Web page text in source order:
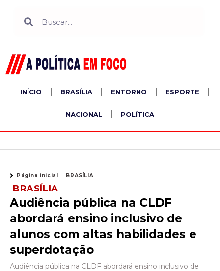
INÍCIO BRASÍLIA ENTORNO ESPORTE
NACIONAL POLÍTICA
Página inicial BRASÍLIA
BRASÍLIA
Audiência pública na CLDF
abordará ensino inclusivo de
alunos com altas habilidades e
superdotação
Audiência pública na CLDF abordará ensino inclusivo de